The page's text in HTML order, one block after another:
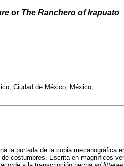
or The Ranchero of Irapuato
Ciudad de México, México,
la portada de la copia mecanográfica
de costumbres. Escrita en magníficos